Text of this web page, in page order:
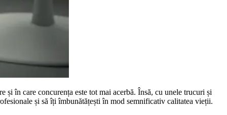
în care concurența este tot mai acerbă. Însă, cu unele trucuri și
și să îți îmbunătățești în mod semnificativ calitatea vieții.